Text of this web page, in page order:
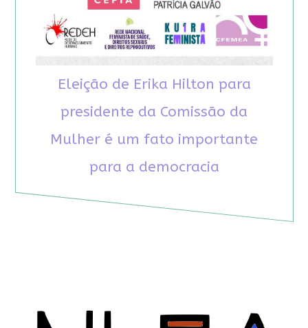
Eleição de Erika Hilton para
presidente da Comissão da
Mulher é um fato importante
para a democracia